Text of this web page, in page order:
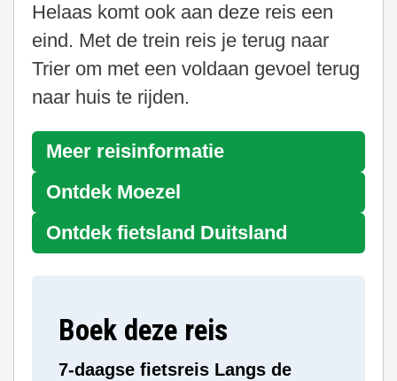
Helaas komt ook aan deze reis een
eind. Met de trein reis je terug naar
Trier om met een voldaan gevoel terug
naar huis te rijden.
Meer reisinformatie
Ontdek Moezel
Ontdek fietsland Duitsland
Boek deze reis
7-daagse fietsreis Langs de